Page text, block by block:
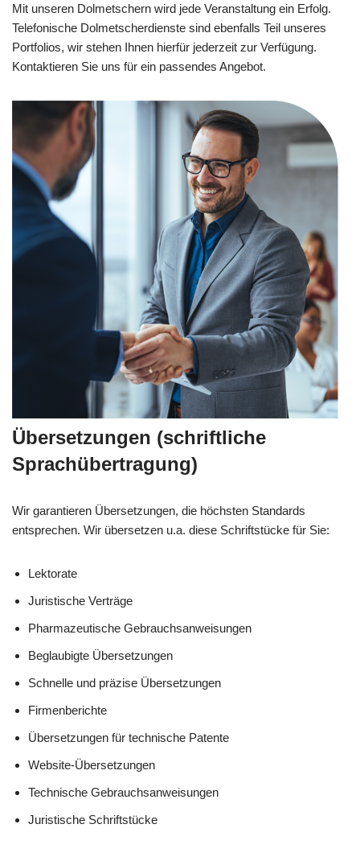
Mit unseren Dolmetschern wird jede Veranstaltung ein Erfolg.
Telefonische Dolmetscherdienste sind ebenfalls Teil unseres
Portfolios, wir stehen Ihnen hierfür jederzeit zur Verfügung.
Kontaktieren Sie uns für ein passendes Angebot.
Übersetzungen (schriftliche
Sprachübertragung)
Wir garantieren Übersetzungen, die höchsten Standards
entsprechen. Wir übersetzen u.a. diese Schriftstücke für Sie:
Lektorate
Juristische Verträge
Pharmazeutische Gebrauchsanweisungen
Beglaubigte Übersetzungen
Schnelle und präzise Übersetzungen
Firmenberichte
Übersetzungen für technische Patente
Website-Übersetzungen
Technische Gebrauchsanweisungen
Juristische Schriftstücke